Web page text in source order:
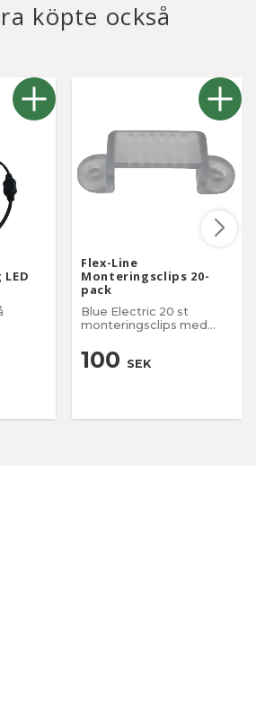
köpte också
Flex-Line
Monteringsclips 20-
pack
Blue Electric 20 st
monteringsclips med
Blue Electrics LED slingor
Flex
100 SEK